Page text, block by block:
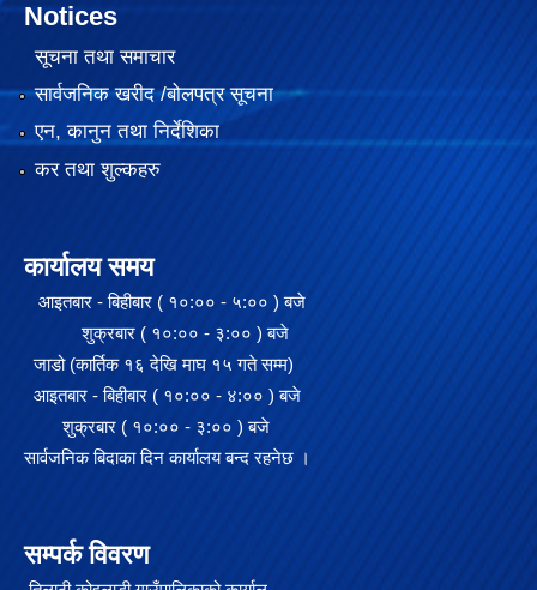
Notices
सूचना तथा समाचार
सार्वजनिक खरीद /बोलपत्र सूचना
एन, कानुन तथा निर्देशिका
कर तथा शुल्कहरु
कार्यालय समय
आइतबार - बिहीबार ( १०:०० - ५:०० ) बजे
शुक्रबार ( १०:०० - ३:०० ) बजे
जाडो (कार्तिक १६ देखि माघ १५ गते सम्म)
आइतबार - बिहीबार ( १०:०० - ४:०० ) बजे
शुक्रबार ( १०:०० - ३:०० ) बजे
सार्वजनिक बिदाका दिन कार्यालय बन्द रहनेछ ।
सम्पर्क विवरण